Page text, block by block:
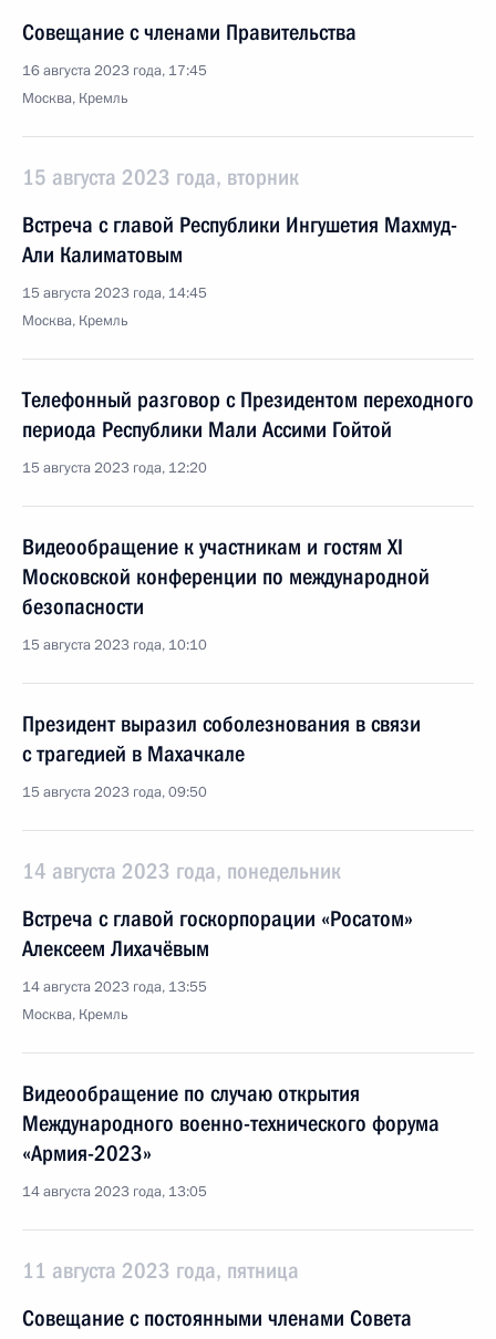
Совещание с членами Правительства
16 августа 2023 года, 17:45
Москва, Кремль
15 августа 2023 года, вторник
Встреча с главой Республики Ингушетия Махмуд-
Али Калиматовым
15 августа 2023 года, 14:45
Москва, Кремль
Телефонный разговор с Президентом переходного
периода Республики Мали Ассими Гойтой
15 августа 2023 года, 12:20
Видеообращение к участникам и гостям XI
Московской конференции по международной
безопасности
15 августа 2023 года, 10:10
Президент выразил соболезнования в связи
с трагедией в Махачкале
15 августа 2023 года, 09:50
14 августа 2023 года, понедельник
Встреча с главой госкорпорации «Росатом»
Алексеем Лихачёвым
14 августа 2023 года, 13:55
Москва, Кремль
Видеообращение по случаю открытия
Международного военно-технического форума
«Армия-2023»
14 августа 2023 года, 13:05
11 августа 2023 года, пятница
Совещание с постоянными членами Совета